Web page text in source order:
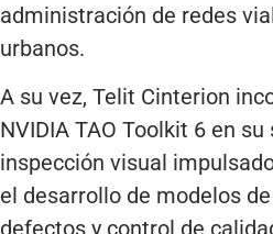
administración de redes
urbanos.
A su vez, Telit Cinterion
NVIDIA TAO Toolkit 6 en
inspección visual
el desarrollo de modelos
defectos y control de